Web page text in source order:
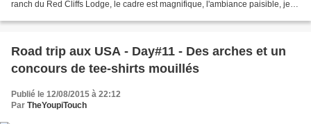
ranch du Red Cliffs Lodge, le cadre est magnifique, l'ambiance paisible, je
Road trip aux USA - Day#11 - Des arches et un
concours de tee-shirts mouillés
Publié le 12/08/2015 à 22:12
Par TheYoupiTouch